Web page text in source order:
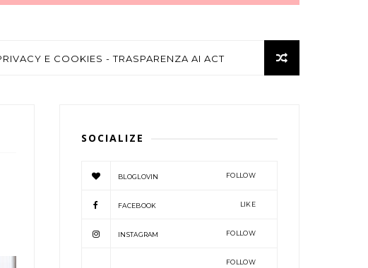
E COOKIES - TRASPARENZA AI ACT
SOCIALIZE
BLOGLOVIN FOLLOW
FACEBOOK LIKE
INSTAGRAM FOLLOW
FOLLOW